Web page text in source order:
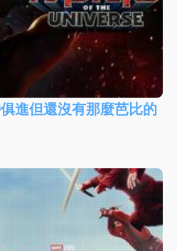
進但還沒有那麼芭比的